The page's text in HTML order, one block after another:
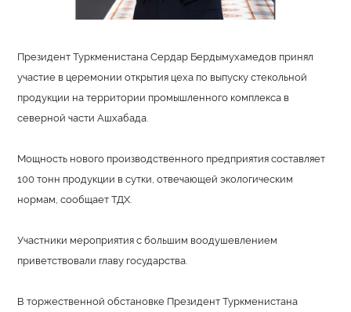
Президент Туркменистана Сердар Бердымухамедов принял
участие в церемонии открытия цеха по выпус­ку стекольной
продукции на территории промышленного комплекса в
северной части Ашхабада.
Мощность нового производственного предприятия составляет
100 тонн продукции в сутки, отвечающей экологическим
нормам, сообщает ТДХ.
Участники мероприятия с большим воодушевлением
приветствовали главу государства.
В торжественной обстановке Президент Туркменистана